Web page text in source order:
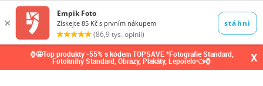
⌚🤩Top produkty -55% s kódem TOPSAVE *Fotografie Standard,
Fotoknihy Standard, Obrazy, Plakáty, Leporelo👈⌚ X